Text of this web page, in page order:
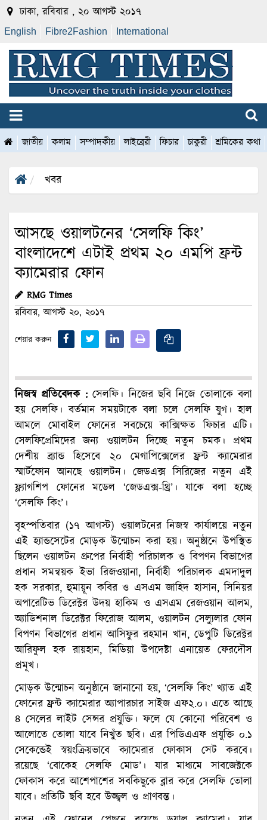
ঢাকা, রবিবার , ২০ আগস্ট ২০১৭
English Fibre2Fashion International
জাতীয় কলাম সম্পাদকীয় লাইব্রেরী ফিচার চাকুরী শ্রমিকের কথা
খবর
আসছে ওয়ালটনের ‘সেলফি কিং’
বাংলাদেশে এটাই প্রথম ২০ এমপি ফ্রন্ট
ক্যামেরার ফোন
RMG Times
রবিবার, আগস্ট ২০, ২০১৭
শেয়ার করুন
নিজস্ব প্রতিবেদক :সেলফি। নিজের ছবি নিজে তোলাকে বলা
হয় সেলফি। বর্তমান সময়টাকে বলা চলে সেলফি যুগ। হাল
আমলে মোবাইল ফোনের সবচেয়ে কাক্সিক্ষত ফিচার এটি।
সেলফিপ্রেমিদের জন্য ওয়ালটন দিচ্ছে নতুন চমক। প্রথম
দেশীয় ব্র্যান্ড হিসেবে ২০ মেগাপিক্সেলের ফ্রন্ট ক্যামেরার
স্মার্টফোন আনছে ওয়ালটন। জেডএক্স সিরিজের নতুন এই
ফ্ল্যাগশিপ ফোনের মডেল ‘জেডএক্স-থ্রি’। যাকে বলা হচ্ছে
‘সেলফি কিং’।
বৃহস্পতিবার (১৭ আগস্ট) ওয়ালটনের নিজস্ব কার্যালয়ে নতুন
এই হ্যান্ডসেটের মোড়ক উন্মোচন করা হয়। অনুষ্ঠানে উপস্থিত
ছিলেন ওয়ালটন গ্রুপের নির্বাহী পরিচালক ও বিপণন বিভাগের
প্রধান সমন্বয়ক ইভা রিজওয়ানা, নির্বাহী পরিচালক এমদাদুল
হক সরকার, হুমায়ূন কবির ও এসএম জাহিদ হাসান, সিনিয়র
অপারেটিভ ডিরেক্টর উদয় হাকিম ও এসএম রেজওয়ান আলম,
অ্যাডিশনাল ডিরেক্টর ফিরোজ আলম, ওয়ালটন সেল্যুলার ফোন
বিপণন বিভাগের প্রধান আসিফুর রহমান খান, ডেপুটি ডিরেক্টর
আরিফুল হক রায়হান, মিডিয়া উপদেষ্টা এনায়েত ফেরদৌস
প্রমূখ।
মোড়ক উন্মোচন অনুষ্ঠানে জানানো হয়, ‘সেলফি কিং’ খ্যাত এই
ফোনের ফ্রন্ট ক্যামেরার অ্যাপারচার সাইজ এফ২.০। এতে আছে
৪ সেলের লাইট সেন্সর প্রযুক্তি। ফলে যে কোনো পরিবেশ ও
আলোতে তোলা যাবে নিখুঁত ছবি। এর পিডিএএফ প্রযুক্তি ০.১
সেকেন্ডেই স্বয়ংক্রিয়ভাবে ক্যামেরার ফোকাস সেট করবে।
রয়েছে ‘বোকেহ সেলফি মোড’। যার মাধ্যমে সাবজেক্টকে
ফোকাস করে আশেপাশের সবকিছুকে ব্লার করে সেলফি তোলা
যাবে। প্রতিটি ছবি হবে উজ্জ্বল ও প্রাণবন্ত।